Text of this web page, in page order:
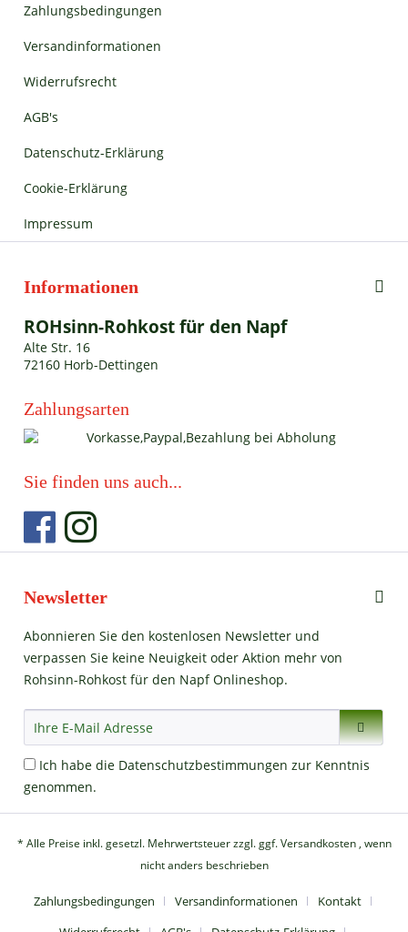
Zahlungsbedingungen
Versandinformationen
Widerrufsrecht
AGB's
Datenschutz-Erklärung
Cookie-Erklärung
Impressum
Informationen
ROHsinn-Rohkost für den Napf
Alte Str. 16
72160 Horb-Dettingen
Zahlungsarten
Sie finden uns auch...
Newsletter
Abonnieren Sie den kostenlosen Newsletter und
verpassen Sie keine Neuigkeit oder Aktion mehr von
Rohsinn-Rohkost für den Napf Onlineshop.
Ich habe die Datenschutzbestimmungen zur Kenntnis
genommen.
* Alle Preise inkl. gesetzl. Mehrwertsteuer zzgl.ggf. Versandkosten, wenn
nicht anders beschrieben
Zahlungsbedingungen Versandinformationen
Kontakt